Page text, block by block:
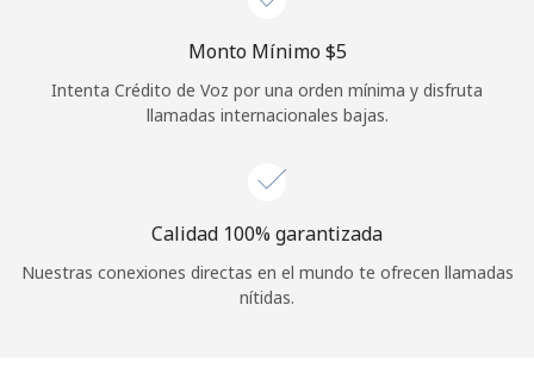
Monto Mínimo ⁦$5⁩
Intenta Crédito de Voz por una orden mínima y disfruta
llamadas internacionales bajas.
Calidad 100% garantizada
Nuestras conexiones directas en el mundo te ofrecen llamadas
nítidas.